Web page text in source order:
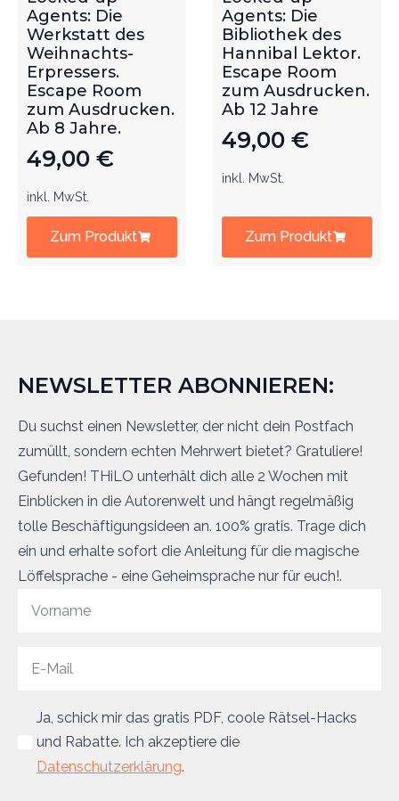
Agents: Die
Werkstatt des
Weihnachts-
Erpressers.
Escape Room
zum Ausdrucken.
Ab 8 Jahre.
49,00 €
inkl. MwSt.
Zum Produkt
Agents: Die
Bibliothek des
Hannibal Lektor.
Escape Room
zum Ausdrucken.
Ab 12 Jahre
49,00 €
inkl. MwSt.
Zum Produkt
NEWSLETTER ABONNIEREN:
Du suchst einen Newsletter, der nicht dein Postfach
zumüllt, sondern echten Mehrwert bietet? Gratuliere!
Gefunden! THiLO unterhält dich alle 2 Wochen mit
Einblicken in die Autorenwelt und hängt regelmäßig
tolle Beschäftigungsideen an. 100% gratis. Trage dich
ein und erhalte sofort die Anleitung für die magische
Löffelsprache - eine Geheimsprache nur für euch!.
Ja, schick mir das gratis PDF, coole Rätsel-Hacks
und Rabatte. Ich akzeptiere die
Datenschutzerklärung.